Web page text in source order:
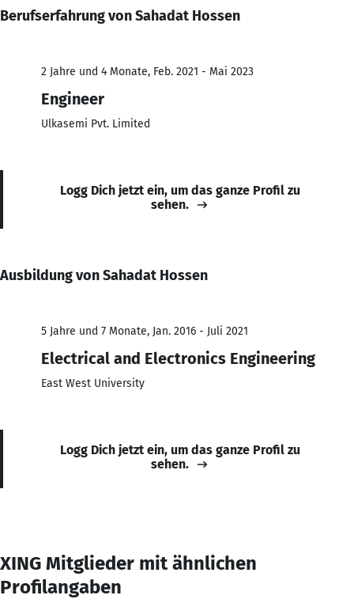
Berufserfahrung von Sahadat Hossen
2 Jahre und 4 Monate, Feb. 2021 - Mai 2023
Engineer
Ulkasemi Pvt. Limited
Logg Dich jetzt ein, um das ganze Profil zu
sehen.
Ausbildung von Sahadat Hossen
5 Jahre und 7 Monate, Jan. 2016 - Juli 2021
Electrical and Electronics Engineering
East West University
Logg Dich jetzt ein, um das ganze Profil zu
sehen.
XING Mitglieder mit ähnlichen
Profilangaben